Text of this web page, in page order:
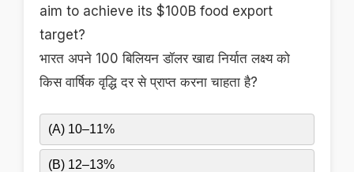
aim to achieve its $100B food export
target?
भारत अपने 100 बिलियन डॉलर खाद्य निर्यात लक्ष्य को
किस वार्षिक वृद्धि दर से प्राप्त करना चाहता है?
(A) 10–11%
(B) 12–13%